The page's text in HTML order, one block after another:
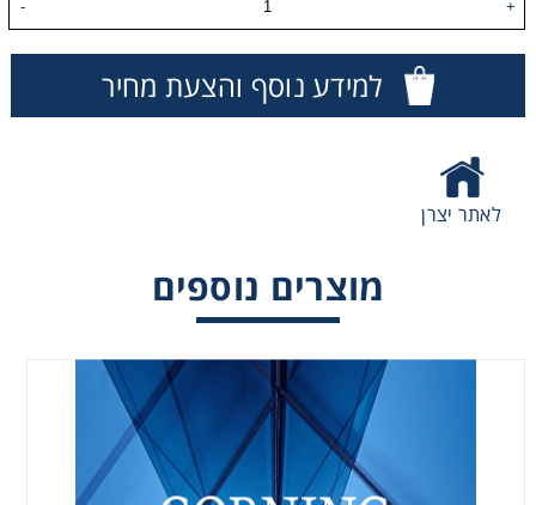
+
-
למידע נוסף והצעת מחיר
לאתר יצרן
מוצרים נוספים
Lab Essentials
Filtration
Glassware
Liquid Handling
Plasticware
Reagents & Kits
Consumables